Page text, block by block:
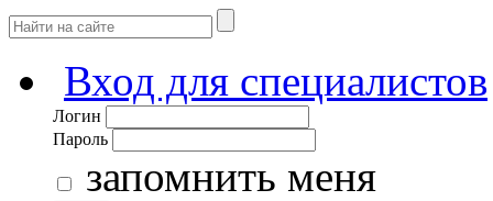
Вход для специалистов
Логин
Пароль
запомнить меня